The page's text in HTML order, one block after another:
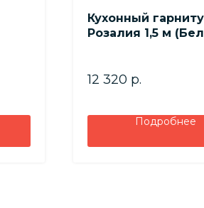
Кухонный
Розалия 1,5 м
12 320 р.
Подробнее